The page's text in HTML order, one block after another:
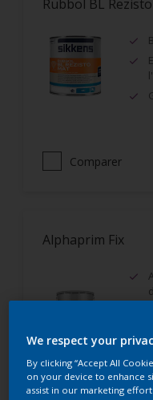
Rubbol BL
Comparer
Alphaprim Fix
Comparer
We respect your
By clicking “Accept All
on your device to enhance
assist in our marketing